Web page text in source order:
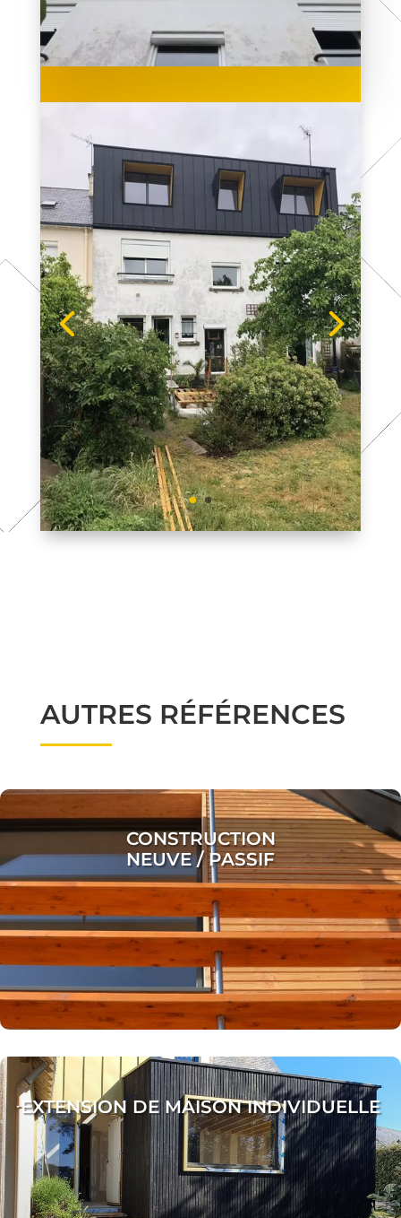
AUTRES RÉFÉRENCES
CONSTRUCTION
NEUVE / PASSIF
EXTENSION DE MAISON INDIVIDUELLE